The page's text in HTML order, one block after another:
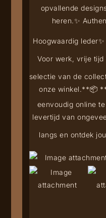
opvallende
heren.✨
Hoogwaardig leder
Voor werk, vrije
selectie van de
onze winkel.**📦
eenvoudig online
levertijd van
langs en ontdek